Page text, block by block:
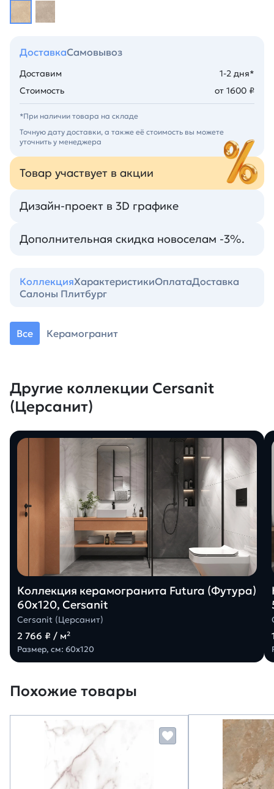
ДоставкаСамовывоз
Доставим
1-2 дня*
Стоимость
от 1600 ₽
*При наличии товара на складе
Точную дату доставки, а также её стоимость вы можете
уточнить у менеджера
Товар участвует в акции
Дизайн-проект в 3D графике
Дополнительная скидка новоселам -3%.
КоллекцияХарактеристикиОплатаДоставка
Салоны Плитбург
Все Керамогранит
Другие коллекции Cersanit
(Церсанит)
Коллекция керамогранита Futura (Футура)
60х120, Cersanit
Cersanit (Церсанит)
2 766 ₽ / м²
Размер, см: 60х120
Похожие товары